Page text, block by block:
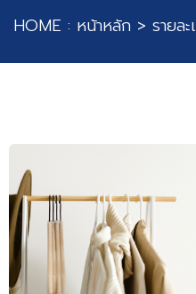
HOME : หน้าหลัก > รายล